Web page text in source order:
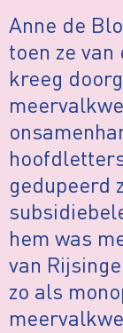
Anne de
toen ze
kreeg
gedupeerd
hem was
van
zo als